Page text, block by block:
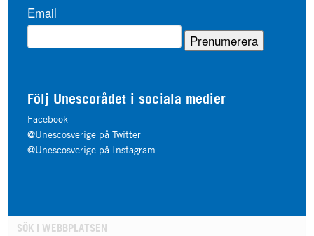
Email
Följ Unescorådet i sociala medier
Facebook
@Unescosverige på Twitter
@Unescosverige på Instagram
SÖK I WEBBPLATSEN